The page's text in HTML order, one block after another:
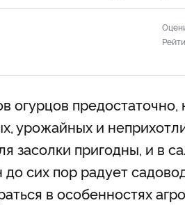
огурцов
урожайных и
засолки пригодны, и в
сих пор радует
в особенностях